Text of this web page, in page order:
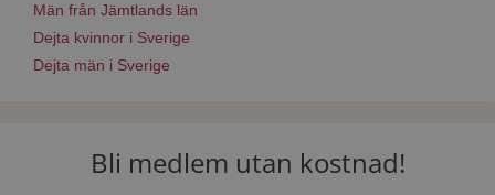
Män från Jämtlands län
Dejta kvinnor i Sverige
Dejta män i Sverige
Bli medlem utan kostnad!